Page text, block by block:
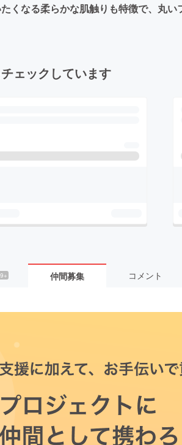
くなる柔らかな肌触りも特徴で、丸
ェックしています
仲間募集 コメント